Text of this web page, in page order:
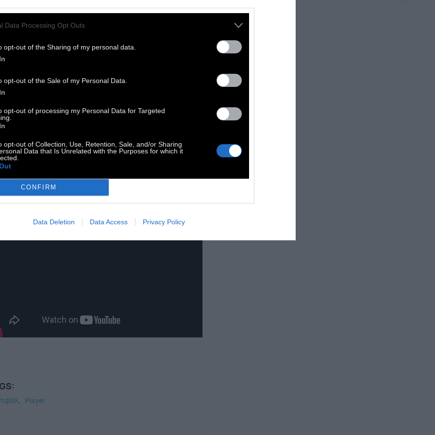
Data Processing Opt Outs
opt-out of the Sharing of my personal data.
opt-out of the Sale of my Personal Data.
opt-out of processing my Personal Data for Targeted
opt-out of Collection, Use, Retention, Sale, and/or Sharing
Data that Is Unrelated with the Purposes for which it
CONFIRM
Data Deletion Data Access Privacy Policy
σε κάθε ουρά κάνει δύο βήματα και
Belli”έκανε πρεμιέρα στο επίσημο
τμήμα ταινιών μικρού μήκους στο
Δράμας2011 και τοβραβείο καλύτερης
, ενώ απέσπασε πολλά πρώτα
και διακρίσεις στο εξωτερικό.
Belli” διαρκεί μόλις 11:11 λεπτά,
146 ηθοποιοί.
Player